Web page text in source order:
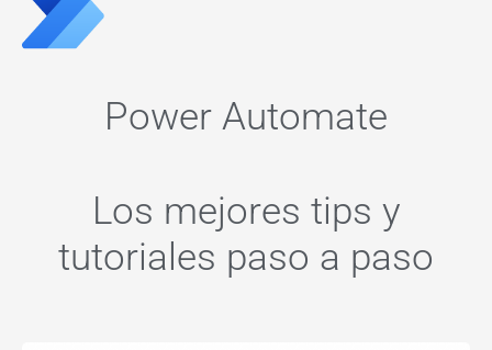
Power Automate
Los mejores tips y
tutoriales paso a paso